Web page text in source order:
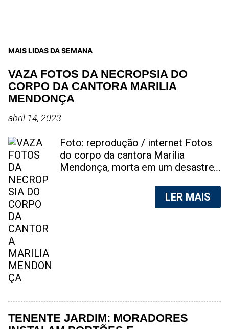
MAIS LIDAS DA SEMANA
VAZA FOTOS DA NECROPSIA DO
CORPO DA CANTORA MARILIA
MENDONÇA
abril 14, 2023
Foto: reprodução / internet Fotos
do corpo da cantora Marília
Mendonça, morta em um desastre
foram vazadas na internet. A
divulgação de fotos do corpo de
vendendo as fotos. Cada foto, no
valor de R$20 (Vinte reais). A
LER MAIS
TENENTE JARDIM: MORADORES